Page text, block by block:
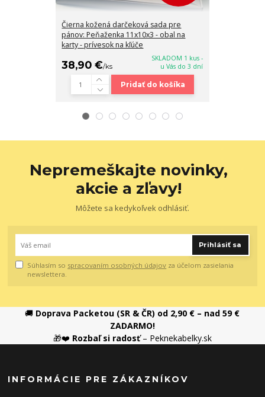
Čierna kožená darčeková sada pre
pánov: Peňaženka 11x10x3 - obal na
karty - prívesok na kľúče
38,90 €/ks
SKLADOM 1 kus -
u Vás do 3 dní
Pridať do košíka
Nepremeškajte novinky,
akcie a zľavy!
Môžete sa kedykoľvek odhlásiť.
Prihlásiť sa
Súhlasím so spracovaním osobných údajov za účelom zasielania
newslettera.
🚚 Doprava Packetou (SR & ČR) od 2,90 € – nad 59 €
ZADARMO!
🎁❤️ Rozbaľ si radosť– Peknekabelky.sk
INFORMÁCIE PRE ZÁKAZNÍKOV